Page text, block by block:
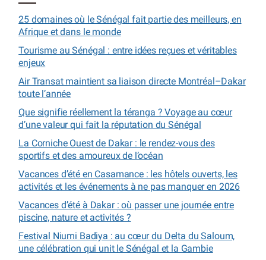
25 domaines où le Sénégal fait partie des meilleurs, en
Afrique et dans le monde
Tourisme au Sénégal : entre idées reçues et véritables
enjeux
Air Transat maintient sa liaison directe Montréal–Dakar
toute l’année
Que signifie réellement la téranga ? Voyage au cœur
d’une valeur qui fait la réputation du Sénégal
La Corniche Ouest de Dakar : le rendez-vous des
sportifs et des amoureux de l’océan
Vacances d’été en Casamance : les hôtels ouverts, les
activités et les événements à ne pas manquer en 2026
Vacances d’été à Dakar : où passer une journée entre
piscine, nature et activités ?
Festival Niumi Badiya : au cœur du Delta du Saloum,
une célébration qui unit le Sénégal et la Gambie